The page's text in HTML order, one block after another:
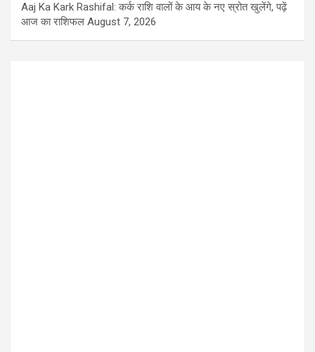
Aaj Ka Kark Rashifal: कर्क राशि वालों के आय के नए स्रोत खुलेंगे, पढ़ें
आज का राशिफल August 7, 2026